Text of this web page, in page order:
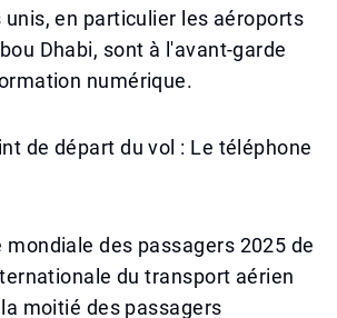
unis, en particulier les aéroports
Dhabi, sont à l'avant-garde
numérique.
de départ du vol : Le téléphone
mondiale des passagers 2025 de
du transport aérien
moitié des passagers